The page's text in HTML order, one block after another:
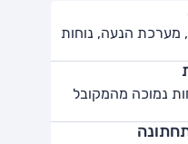
מערכת הנעה, נוחות
נמוכה מהמקובל